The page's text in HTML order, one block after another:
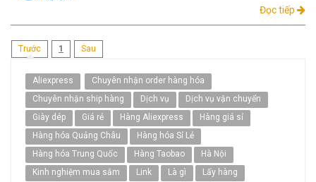
Đọc tiếp
Trước 1 (current)
Sau
Aliexpress
Chuyên nhận order hàng hóa
Chuyên nhận ship hàng
Dịch vụ
Dịch vụ vận chuyển
Giày dép
Giá rẻ Hàng Aliexpress
Hàng giá sỉ
Hàng hóa Quảng Châu
Hàng hóa Sỉ Lẻ
Hàng hóa Trung Quốc
Hàng Taobao
Hà Nội
Kinh nghiệm mua sắm
Link Là gì
Lấy hàng